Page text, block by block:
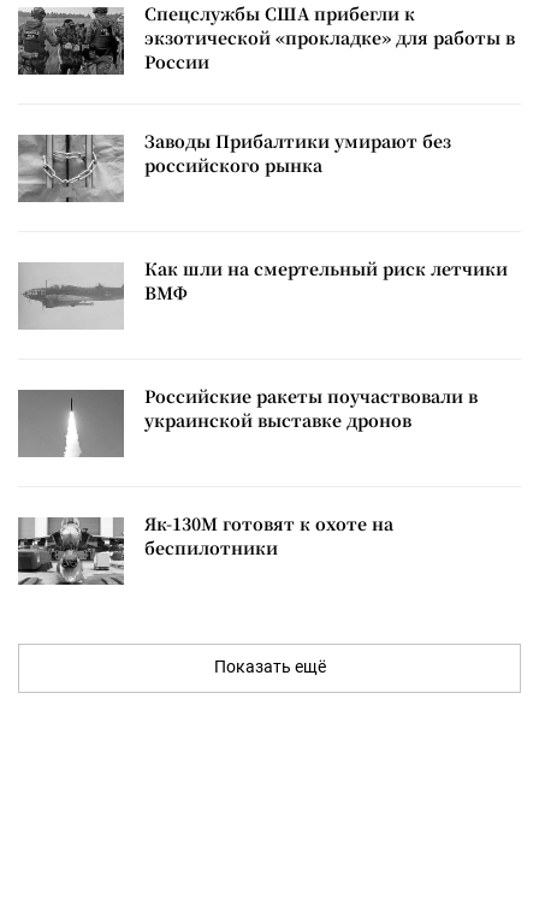
Спецслужбы США прибегли к
экзотической «прокладке» для работы в
России
Заводы Прибалтики умирают без
российского рынка
Как шли на смертельный риск летчики
ВМФ
Российские ракеты поучаствовали в
украинской выставке дронов
Як-130М готовят к охоте на
беспилотники
Показать ещё